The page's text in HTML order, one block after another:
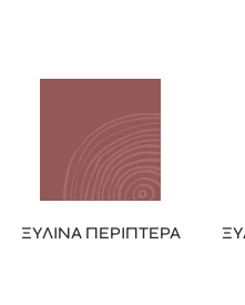
ΞΥΛΙΝΑ ΠΕΡΙΠΤΕΡΑ